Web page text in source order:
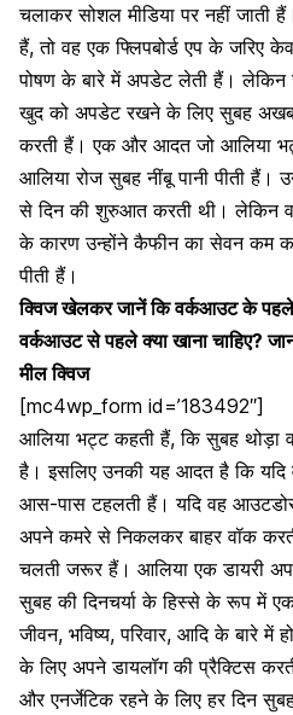
चलाकर सोशल मीडिया पर नहीं जाती
हैं, तो वह एक फ्लिपबोर्ड एप के जरिए
पोषण के बारे में अपडेट लेती हैं। लेकिन
खुद को अपडेट रखने के लिए सुबह
करती हैं। एक और आदत जो आलिया
आलिया रोज सुबहनींबू पानी पीती हैं।
से दिन की शुरुआत करती थी। लेकिन
के कारण उन्होंनेकैफीन का सेवनकम कर
पीती हैं।
क्विज खेलकर जानें कि वर्कआउट के पहले
वर्कआउट से पहले क्या खाना चाहिए?
मील क्विज
[mc4wp_form id=’183492″]
आलिया भट्ट कहती हैं, कि सुबह थोड़ा
है। इसलिए उनकी यह आदत है कि यदि
आस-पास टहलती हैं। यदि वह आउटडोर
अपने कमरे से निकलकर बाहर वॉक
चलती जरूर हैं। आलिया एक डायरी
सुबह की दिनचर्या के हिस्से के रूप में
जीवन, भविष्य, परिवार, आदि के बारे में
के लिए अपने डायलॉग की प्रैक्टिस
और एनर्जेटिक रहने के लिए हर दिन